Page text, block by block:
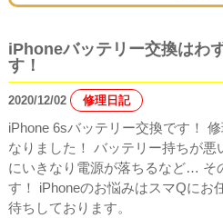
iPhoneバッテリー交換はわ
す！
2020/12/02 修理日記
iPhone 6sバッテリー交換です！
なりました！ バッテリー持ちが
にいきなり電源が落ちるなど… そ
す！ iPhoneのお悩みはスマQにお
待ちしております。